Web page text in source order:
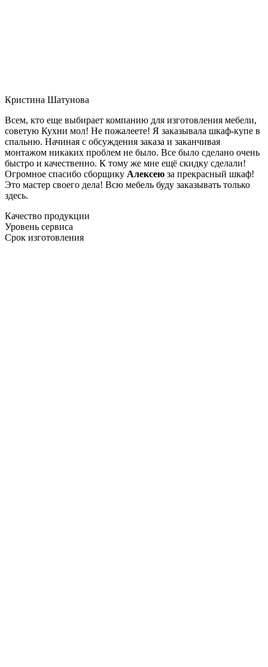
Кристина Шатунова
Всем, кто еще выбирает компанию для изготовления мебели,
советую Кухни мол! Не пожалеете! Я заказывала шкаф-купе в
спальню. Начиная с обсуждения заказа и заканчивая
монтажом никаких проблем не было. Все было сделано очень
быстро и качественно. К тому же мне ещё скидку сделали!
Огромное спасибо сборщику Алексею за прекрасный шкаф!
Это мастер своего дела! Всю мебель буду заказывать только
здесь.
Качество продукции
Уровень сервиса
Срок изготовления